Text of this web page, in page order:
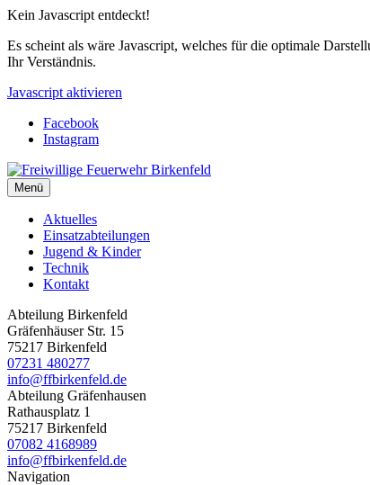
Kein Javascript entdeckt!
Es scheint als wäre Javascript, welches für die optimale
Ihr Verständnis.
Javascript aktivieren
Facebook
Instagram
Menü
Aktuelles
Einsatzabteilungen
Jugend & Kinder
Technik
Kontakt
Abteilung Birkenfeld
Gräfenhäuser Str. 15
75217 Birkenfeld
07231 480277
info@ffbirkenfeld.de
Abteilung Gräfenhausen
Rathausplatz 1
75217 Birkenfeld
07082 4168989
info@ffbirkenfeld.de
Navigation